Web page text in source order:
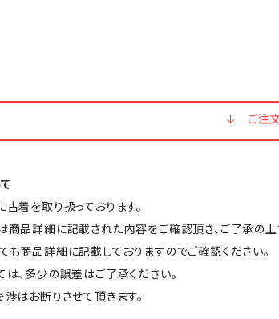
↓ ご注文
古着を取り扱っております。
商品詳細に記載された内容をご確認頂き、ご了承の上
も商品詳細に記載しておりますのでご確認ください。
は、多少の誤差はご了承ください。
渉はお断りさせて頂きます。